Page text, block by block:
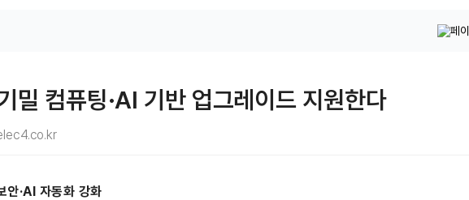
밀 컴퓨팅·AI 기반 업그레이드 지원한다
·AI 자동화 강화